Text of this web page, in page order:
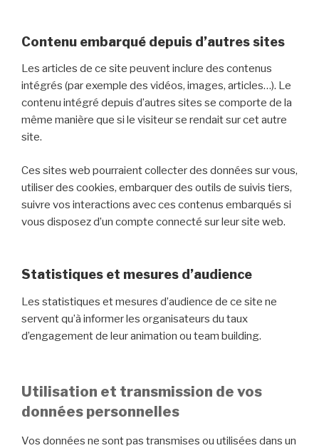
Contenu embarqué depuis d’autres sites
Les articles de ce site peuvent inclure des contenus
intégrés (par exemple des vidéos, images, articles…). Le
contenu intégré depuis d’autres sites se comporte de la
même manière que si le visiteur se rendait sur cet autre
site.
Ces sites web pourraient collecter des données sur vous,
utiliser des cookies, embarquer des outils de suivis tiers,
suivre vos interactions avec ces contenus embarqués si
vous disposez d’un compte connecté sur leur site web.
Statistiques et mesures d’audience
Les statistiques et mesures d’audience de ce site ne
servent qu’à informer les organisateurs du taux
d’engagement de leur animation ou team building.
Utilisation et transmission de vos
données personnelles
Vos données ne sont pas transmises ou utilisées dans un